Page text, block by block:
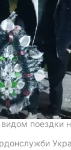
поездки